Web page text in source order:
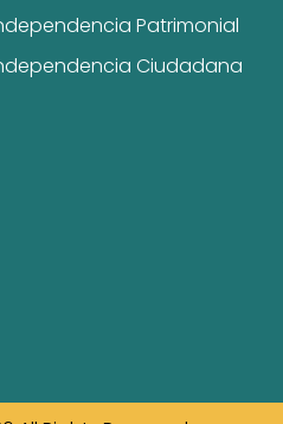
Patrimonial
Ciudadana